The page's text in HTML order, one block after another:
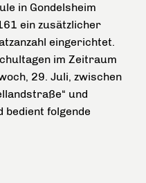
in Gondelsheim
ein zusätzlicher
eingerichtet.
im Zeitraum
29. Juli, zwischen
und
bedient folgende